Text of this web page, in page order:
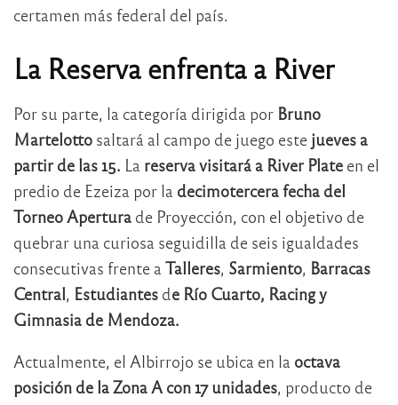
certamen más federal del país.
La Reserva enfrenta a River
Por su parte, la categoría dirigida por Bruno
Martelotto saltará al campo de juego este jueves a
partir de las 15. La reserva visitará a River Plate en el
predio de Ezeiza por la decimotercera fecha del
Torneo Apertura de Proyección, con el objetivo de
quebrar una curiosa seguidilla de seis igualdades
consecutivas frente a Talleres, Sarmiento, Barracas
Central, Estudiantes de Río Cuarto, Racing y
Gimnasia de Mendoza.
Actualmente, el Albirrojo se ubica en la octava
posición de la Zona A con 17 unidades, producto de